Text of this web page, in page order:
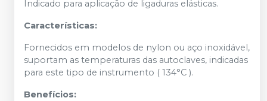
Indicado para aplicação de ligaduras elásticas.
Características:
Fornecidos em modelos de nylon ou aço inoxidável,
suportam as temperaturas das autoclaves, indicadas
para este tipo de instrumento ( 134°C ).
Benefícios: